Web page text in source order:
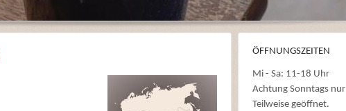
ÖFFNUNGSZEITEN
Mi - Sa: 11-18 Uhr
Achtung Sonntags nur
Teilweise geöffnet.